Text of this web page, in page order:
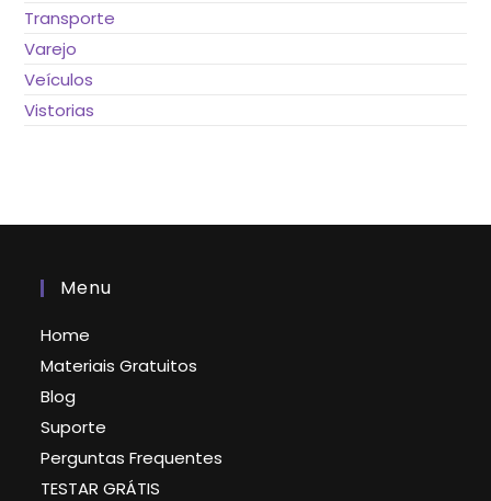
Transporte
Varejo
Veículos
Vistorias
Menu
Home
Materiais Gratuitos
Blog
Suporte
Perguntas Frequentes
TESTAR GRÁTIS